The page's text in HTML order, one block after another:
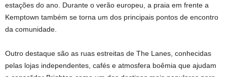
estações do ano. Durante o verão europeu, a praia em frente a
Kemptown também se torna um dos principais pontos de encontro
da comunidade.
Outro destaque são as ruas estreitas de The Lanes, conhecidas
pelas lojas independentes, cafés e atmosfera boêmia que ajudam